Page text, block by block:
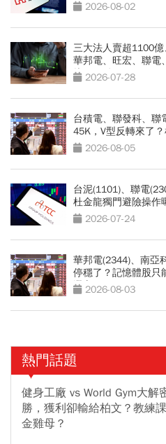
2026-08-02
三大法人賣超1100億
華邦電、旺宏、聯
坑」買點
2026-07-28
台積電、聯發科、聯
45K，V型反轉來了
2026-08-05
台泥(1101)、聯電
杜金龍獨門避險操作
2026-07-24
華邦電(2344)、南亞
停穩了？記憶體股只
選它2026-08-03
熱門話題
健身工廠 vs World Gym大解
勝，獲利卻輸給柏文？教練
金雞母？